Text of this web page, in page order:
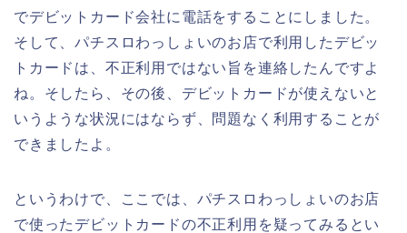
でデビットカード会社に電話をすることにしました。
そして、パチスロわっしょいのお店で利用したデビッ
トカードは、不正利用ではない旨を連絡したんですよ
ね。そしたら、その後、デビットカードが使えないと
いうような状況にはならず、問題なく利用することが
できましたよ。
というわけで、ここでは、パチスロわっしょいのお店
で使ったデビットカードの不正利用を疑ってみるとい